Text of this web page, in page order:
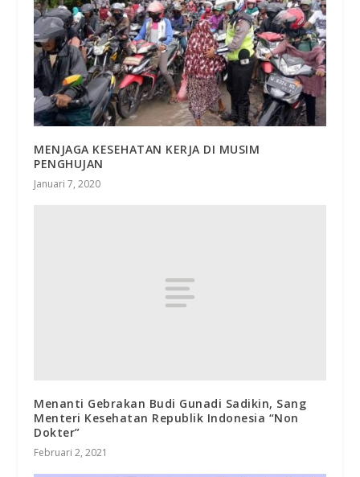
MENJAGA KESEHATAN KERJA DI MUSIM
PENGHUJAN
Januari 7, 2020
Menanti Gebrakan Budi Gunadi Sadikin, Sang
Menteri Kesehatan Republik Indonesia “Non
Dokter”
Februari 2, 2021